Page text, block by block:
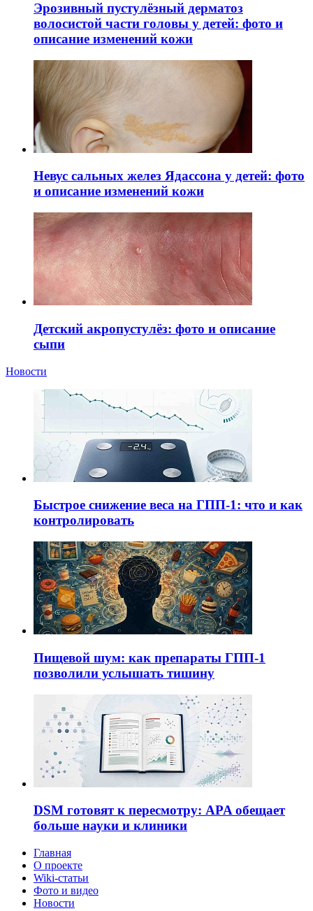
Эрозивный пустулёзный дерматоз
волосистой части головы у детей: фото и
описание изменений кожи
Невус сальных желез Ядассона у детей: фото
и описание изменений кожи
Детский акропустулёз: фото и описание
сыпи
Новости
Быстрое снижение веса на ГПП-1: что и как
контролировать
Пищевой шум: как препараты ГПП-1
позволили услышать тишину
DSM готовят к пересмотру: APA обещает
больше науки и клиники
Главная
О проекте
Wiki-статьи
Фото и видео
Новости